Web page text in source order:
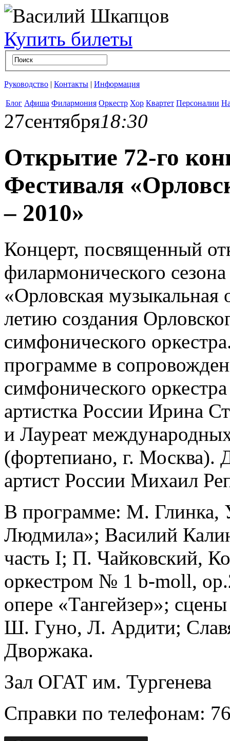
Купить билеты
Руководство | Контакты | Информация
Блог Афиша Филармония Оркестр Хор Квартет Персоналии
27сентября18:30
Открытие 72-го
Фестиваля
– 2010»
Концерт, посвященный
филармонического
«Орловская музыкальная
летию создания
симфонического
программе в
симфонического
артистка России Ирина
и Лауреат
(фортепиано, г.
артист России Михаил
В программе: М. Глинка,
Людмила»; Василий
часть I; П. Чайковский,
оркестром № 1 b-moll,
опере «Тангейзер»;
Ш. Гуно, Л. Ардити;
Дворжака.
Зал ОГАТ им. Тургенева
Справки по телефонам: